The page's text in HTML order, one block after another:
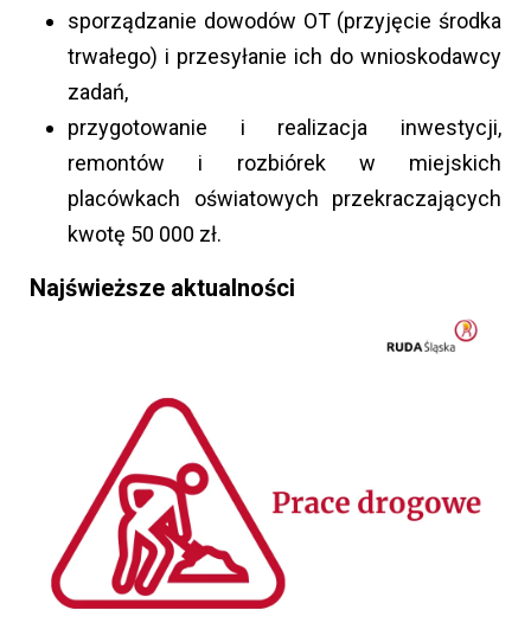
sporządzanie dowodów OT (przyjęcie środka
trwałego) i przesyłanie ich do wnioskodawcy
zadań,
przygotowanie i realizacja inwestycji,
remontów i rozbiórek w miejskich
placówkach oświatowych przekraczających
kwotę 50 000 zł.
Najświeższe aktualności